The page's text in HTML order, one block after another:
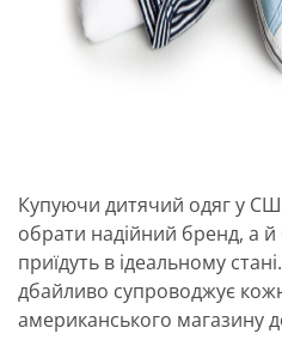
Купуючи дитячий одяг у
обрати надійний бренд, а
приїдуть в ідеальному
дбайливо супроводжує
американського магазину